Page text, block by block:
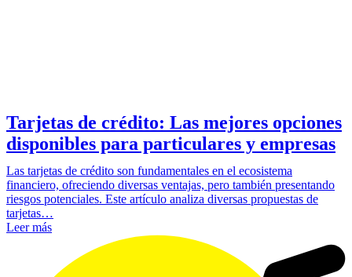
Tarjetas de crédito: Las mejores opciones
disponibles para particulares y empresas
Las tarjetas de crédito son fundamentales en el ecosistema
financiero, ofreciendo diversas ventajas, pero también presentando
riesgos potenciales. Este artículo analiza diversas propuestas de
tarjetas…
Leer más